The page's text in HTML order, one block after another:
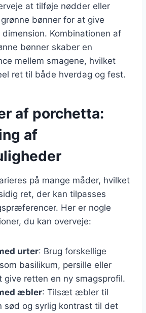
at tilføje nødder eller
bønner for at give
Kombinationen af
bønner skaber en
mellem smagene, hvilket
ret til både hverdag og fest.
af porchetta:
af
på mange måder, hvilket
ret, der kan tilpasses
Her er nogle
du kan overveje:
urter: Brug forskellige
basilikum, persille eller
give retten en ny smagsprofil.
æbler: Tilsæt æbler til
sød og syrlig kontrast til det